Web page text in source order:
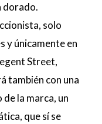
dorado.
solo
y únicamente en
Street,
también con una
la marca, un
que sí se